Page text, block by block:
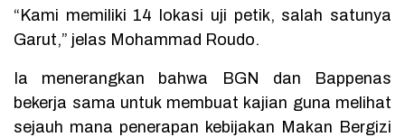
“Kami memiliki 14 lokasi uji petik, salah satunya
Garut,” jelas Mohammad Roudo.
Ia menerangkan bahwa BGN dan Bappenas
bekerja sama untuk membuat kajian guna melihat
sejauh mana penerapan kebijakan Makan Bergizi